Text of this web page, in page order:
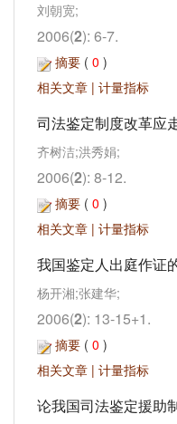
刘朝宽;
2006(2): 6-7.
摘要 ( 0 )
相关文章 | 计量指标
司法鉴定制度改革应
齐树洁;洪秀娟;
2006(2): 8-12.
摘要 ( 0 )
相关文章 | 计量指标
我国鉴定人出庭作证
杨开湘;张建华;
2006(2): 13-15+1.
摘要 ( 0 )
相关文章 | 计量指标
论我国司法鉴定援助